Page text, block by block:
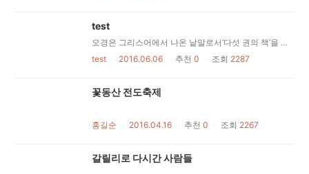
test
오경은 그리스어에서 나온 낱말로서‘다섯 권의 책’을 뜻한다. 이 낱말이 성경의 첫 다섯 권의 책, 즉 창세기, 탈출기, 레위기, 민수기, 신명기를 가리키기위하여 쓰이고 있다. 유다인들은 성경의이 부분은‘율법’을 뜻하는‘토라’라는이름으로 부른다.이 다섯 권의 책 안에서 우리는 여섯세기에 걸쳐 옛 전통을 고쳐 알맞게 응용하고 현실화하고 또 새로운 전통을 만들어 내면서 기록한 역사와 율법을 보게 된다. 그 역사와 율법은 하나의 중심을 둘러싸고 펼쳐진다. 그 중심이란‘이집트탈출’에서 하느님께서 펼쳐 보인 해방 활동, 이스라엘 백성을 세우신 기본 활동이다.오경에 들어 있는 역사는 대부분 백성가운데서 생겨난 것이다. 첫째로, 그 역사는 가문, 씨족, 부족의 역사다. 처음에는 그 역사가 사실과 가르침을 전해 주는구전을 통해 세대를 이어 내려 왔다. 그러나 뒤에 가서 그들은 이 역사 이야기를모아 고치고 거듭 해석하여 이스라엘 백성 전체가 그 역사 이야기 속에서 자기네과거와 본모습을 비추어 보고 자유를 주 시는 주 하느님께 대한 믿음을 표현할 수있게 한다. 율법은 여러 시대에 속하고, 역사상 여러 시대에 살던 백성의 상황에 맞추어 만들어진다. 그렇지만 모든 율법은 여러 상황에서 하느님 계획의 기본 규범이 제시한 이상을 반영하는 실천으로 백성을 이끌려고 애쓴다. 그 하느님의 계획이란 백성을 해방하고 모든 사람과 모든 백성이함께 자유롭고 행복하게 살아가는 사회와 세계를 만들어 내는 데 있다. 따라서율법은 영원한 것도 아니고 신성불가침한 것도 아니다. 각 율법은 특정한 시기하느님 백성의 생활상과 하느님 백성 안에 있던 갈등을 반영하고 있다. 우리는 더 이상 율법을 우리 현실에 직접...
test
2016.06.06 추천 0 조회 2287
꽃동산 전도축제
홍길순 2016.04.16 추천 0 조회 2267
갈릴리로 다시간 사람들